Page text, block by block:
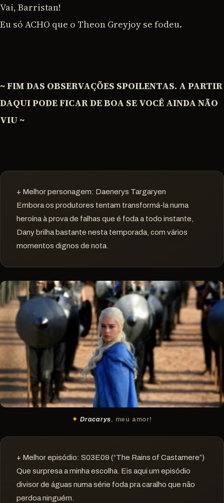
Vai, Barristan!
Eu só ACHO que o Theon Greyjoy se fodeu.
~ FIM DAS OBSERVAÇÕES SPOILENTAS. A PARTIR
DAQUI PODE FICAR DE BOA SE VOCÊ AINDA NÃO
VIU ~
+ Melhor personagem: Daenerys Targaryen
Embora os produtores tentam transformá-la numa
heroína à prova de falhas que é foda a todo instante,
Dany brilha bastante nesta temporada, com vários
momentos dignos de nota.
Dracarys, meu amor!
+ Melhor episódio: S03E09 (“The Rains of Castamere”)
Que surpresa a minha escolha. Eis aqui um episódio
divisor de águas numa série foda pra caralho que não
perdoa ninguém.